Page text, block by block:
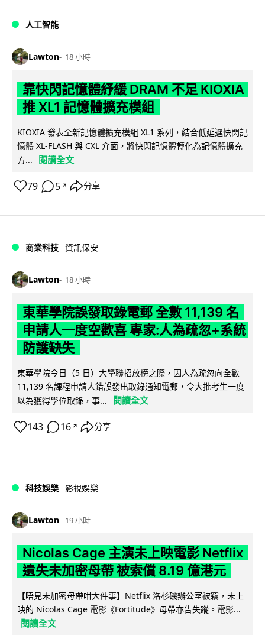
人工智能
Lawton 18 小時
靠快閃記憶體紓緩 DRAM 不足 KIOXIA
推 XL1 記憶體擴充模組
KIOXIA 發表全新記憶體擴充模組 XL1 系列，結合低延遲快閃記
憶體 XL-FLASH 與 CXL 介面，將快閃記憶體轉化為記憶體擴充
方...
閱讀全文
79 5 ↗ 分享
商業科技 資訊保安
Lawton 18 小時
東華學院誤發取錄電郵 全數 11,139 名
申請人一度空歡喜 專家:人為疏忽+系統
防護缺失
東華學院今日（5 日）大學聯招放榜之際，因人為疏忽向全數
11,139 名課程申請人錯誤發出取錄通知電郵，令大批考生一度
以為獲得學位取錄，事...
閱讀全文
143 16 ↗ 分享
科技娛樂 影視娛樂
Lawton 19 小時
Nicolas Cage 主演未上映電影 Netflix
遺失未加密母帶 被索償 8.19 億港元
【唔見未加密母帶咁大件事】Netflix 洛杉磯辦公室被竊，未上
映的 Nicolas Cage 電影《Fortitude》母帶亦告失蹤。電影...
閱讀全文